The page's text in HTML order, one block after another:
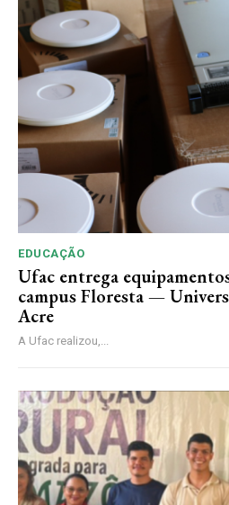
EDUCAÇÃO
Ufac entrega
campus Floresta —
Acre
A Ufac realizou,...